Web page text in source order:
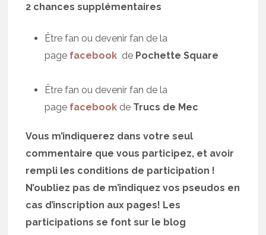
2 chances supplémentaires
Être fan ou devenir fan de la
page facebook de Pochette Square
Être fan ou devenir fan de la
page facebook de Trucs de Mec
Vous m’indiquerez dans votre seul
commentaire que vous participez, et avoir
rempli les conditions de participation !
N’oubliez pas de m’indiquez vos pseudos en
cas d’inscription aux pages! Les
participations se font sur le blog